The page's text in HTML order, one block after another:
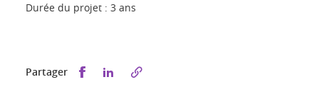
Durée du projet : 3 ans
Partager Partager sur Facebook
Partager sur LinkedIn